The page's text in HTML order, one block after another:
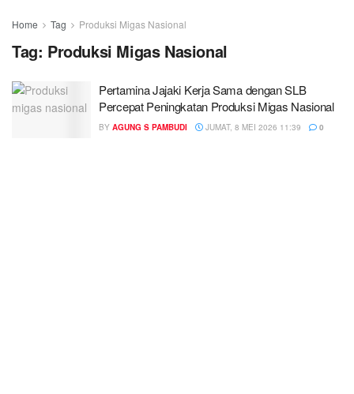
Home Tag Produksi Migas Nasional
Tag: Produksi Migas Nasional
Pertamina Jajaki Kerja Sama dengan SLB
Percepat Peningkatan Produksi Migas Nasional
BY AGUNG S PAMBUDI JUMAT, 8 MEI 2026 11:39 0